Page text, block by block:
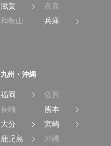
滋賀
奈良
和歌山
兵庫
九州・沖縄
福岡
佐賀
長崎
熊本
大分
宮崎
鹿児島
沖縄